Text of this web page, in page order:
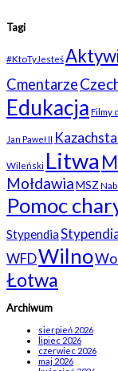
Tagi
#KtoTyJesteś
Cmentarze
Edukacja Filmy
Jan Paweł II
Wileński Litwa
MołdawiaMSZ
Pomoc
Stypendia
WFDWilno
Łotwa
Archiwum
sierpień 2026
lipiec 2026
czerwiec 2026
maj 2026